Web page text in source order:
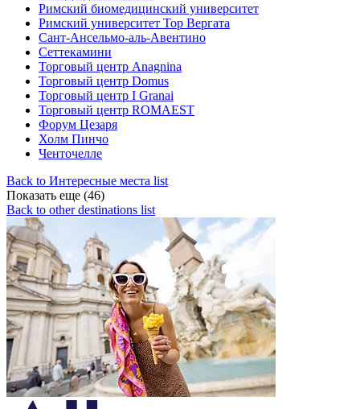
Римский биомедицинский университет
Римский университет Тор Вергата
Сант-Ансельмо-аль-Авентино
Сеттекамини
Торговый центр Anagnina
Торговый центр Domus
Торговый центр I Granai
Торговый центр ROMAEST
Форум Цезаря
Холм Пинчо
Ченточелле
Back to Интересные места list
Показать еще (46)
Back to other destinations list